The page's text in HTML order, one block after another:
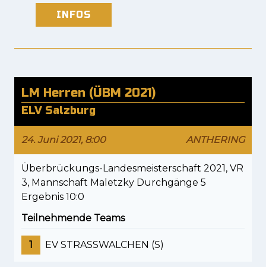
INFOS
LM Herren (ÜBM 2021)
ELV Salzburg
24. Juni 2021, 8:00 ANTHERING
Überbrückungs-Landesmeisterschaft 2021, VR
3, Mannschaft Maletzky Durchgänge 5
Ergebnis 10:0
Teilnehmende Teams
1 EV STRASSWALCHEN (S)